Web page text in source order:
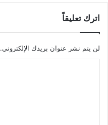
اترك تعليقاً
لن يتم نشر عنوان بريدك الإلكتروني.